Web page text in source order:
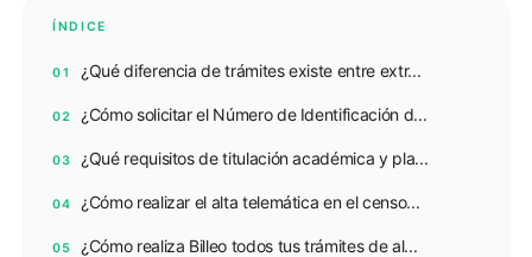
ÍNDICE
01 ¿Qué diferencia de trámites existe entre extr...
02 ¿Cómo solicitar el Número de Identificación d...
03 ¿Qué requisitos de titulación académica y pla...
04 ¿Cómo realizar el alta telemática en el censo...
05 ¿Cómo realiza Billeo todos tus trámites de al...